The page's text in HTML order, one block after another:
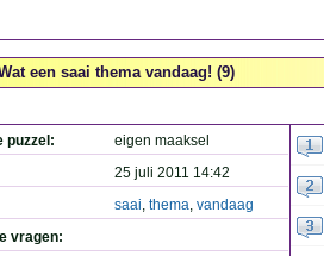
een saai thema vandaag! (9)
puzzel:
eigen maaksel
25 juli 2011 14:42
saai, thema, vandaag
vragen: